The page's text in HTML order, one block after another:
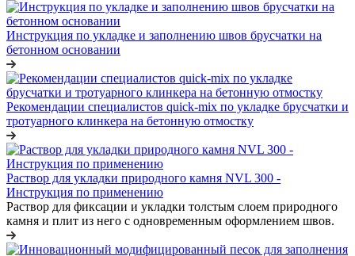
Инструкция по укладке и заполнению швов брусчатки на
бетонном основании
Рекомендации специалистов quick-mix по укладке брусчатки и
тротуарного клинкера на бетонную отмостку
Раствор для укладки природного камня NVL 300 -
Инструкция по применению
Раствор для фиксации и укладки толстым слоем природного
камня и плит из него с одновременным оформлением швов.